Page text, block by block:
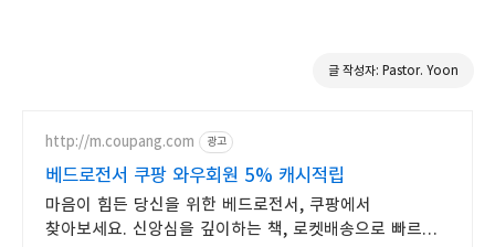
글 작성자: Pastor. Yoon
http://m.coupang.com 광고
베드로전서 쿠팡 와우회원 5% 캐시적립
마음이 힘든 당신을 위한 베드로전서, 쿠팡에서
찾아보세요. 신앙심을 깊이하는 책, 로켓배송으로 빠르게
Pastor. Yoon